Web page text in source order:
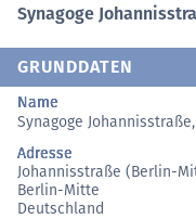
Synagoge
GRUNDDATEN
Name
Synagoge
Adresse
Johannisstraße (Berlin-
Berlin-Mitte
Deutschland